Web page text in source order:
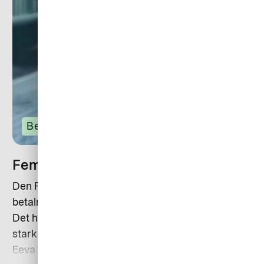
Betalning
Femårigt avtal med Finska staten
Den Finska staten kommer framöver att använda
betalningslösningar från Eurocard (numera AirPlus). -
Det här är fantastiska nyheter och ett bevis på en
stark tjänstelösning samt ett gediget arbete, säger
Eeva Virtanen, AirPlus Country Manager för Finland.